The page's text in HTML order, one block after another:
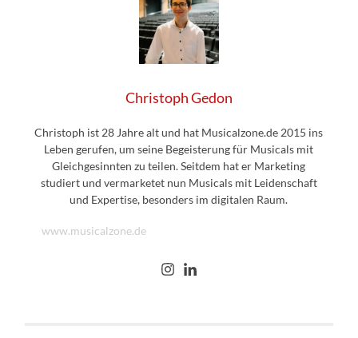
Christoph Gedon
Christoph ist 28 Jahre alt und hat Musicalzone.de 2015 ins
Leben gerufen, um seine Begeisterung für Musicals mit
Gleichgesinnten zu teilen. Seitdem hat er Marketing
studiert und vermarketet nun Musicals mit Leidenschaft
und Expertise, besonders im digitalen Raum.
www.musicalzone.de